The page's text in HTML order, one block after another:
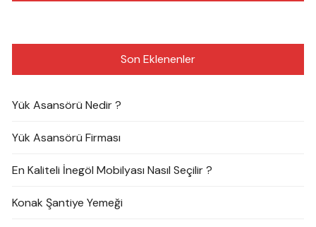
Son Eklenenler
Yük Asansörü Nedir ?
Yük Asansörü Firması
En Kaliteli İnegöl Mobilyası Nasıl Seçilir ?
Konak Şantiye Yemeği